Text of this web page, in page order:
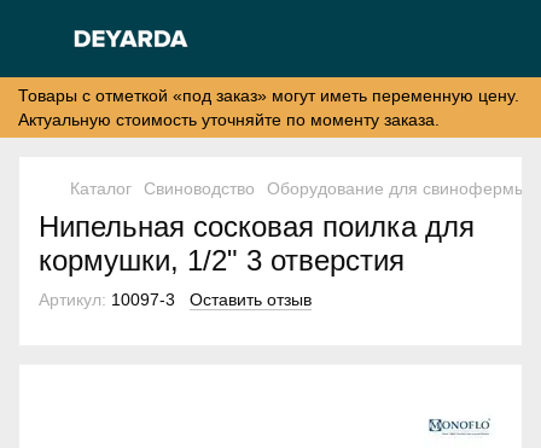
Товары с отметкой «под заказ» могут иметь переменную цену.
Актуальную стоимость уточняйте по моменту заказа.
Каталог Свиноводство Оборудование для свинофермы
Нипельная сосковая поилка для
кормушки, 1/2" 3 отверстия
Артикул: 10097-3 Оставить отзыв